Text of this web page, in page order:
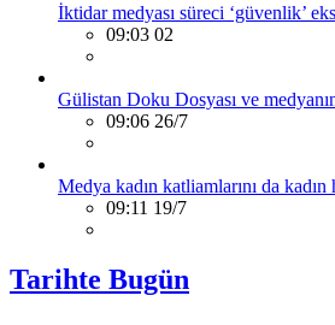
İktidar medyası süreci ‘güvenlik’
09:03 02
Gülistan Doku Dosyası ve
09:06 26/7
Medya kadın katliamlarını da
09:11 19/7
Tarihte Bugün